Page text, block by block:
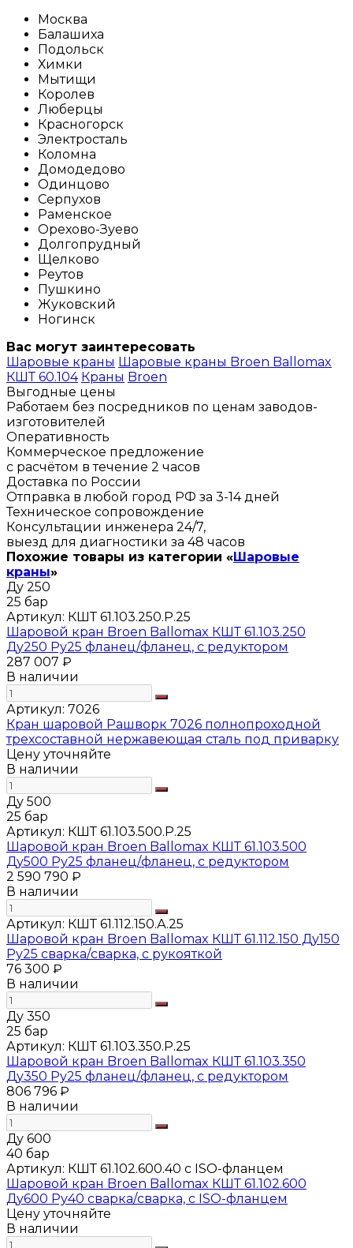
Москва
Балашиха
Подольск
Химки
Мытищи
Королев
Люберцы
Красногорск
Электросталь
Коломна
Домодедово
Одинцово
Серпухов
Раменское
Орехово-Зуево
Долгопрудный
Щелково
Реутов
Пушкино
Жуковский
Ногинск
Вас могут заинтересовать
Шаровые краны Шаровые краны Broen Ballomax
КШТ 60.104 Краны Broen
Выгодные цены
Работаем без посредников по ценам заводов-
изготовителей
Оперативность
Коммерческое предложение
с расчётом в течение 2 часов
Доставка по России
Отправка в любой город РФ за 3-14 дней
Техническое сопровождение
Консультации инженера 24/7,
выезд для диагностики за 48 часов
Похожие товары из категории «Шаровые
краны»
Ду 250
25 бар
Артикул: КШТ 61.103.250.Р.25
Шаровой кран Broen Ballomax КШТ 61.103.250
Ду250 Ру25 фланец/фланец, с редуктором
287 007 ₽
В наличии
Артикул: 7026
Кран шаровой Рашворк 7026 полнопроходной
трехсоставной нержавеющая сталь под приварку
Цену уточняйте
В наличии
Ду 500
25 бар
Артикул: КШТ 61.103.500.Р.25
Шаровой кран Broen Ballomax КШТ 61.103.500
Ду500 Ру25 фланец/фланец, с редуктором
2 590 790 ₽
В наличии
Артикул: КШТ 61.112.150.А.25
Шаровой кран Broen Ballomax КШТ 61.112.150 Ду150
Ру25 сварка/сварка, с рукояткой
76 300 ₽
В наличии
Ду 350
25 бар
Артикул: КШТ 61.103.350.Р.25
Шаровой кран Broen Ballomax КШТ 61.103.350
Ду350 Ру25 фланец/фланец, с редуктором
806 796 ₽
В наличии
Ду 600
40 бар
Артикул: КШТ 61.102.600.40 с ISO-фланцем
Шаровой кран Broen Ballomax КШТ 61.102.600
Ду600 Ру40 сварка/сварка, с ISO-фланцем
Цену уточняйте
В наличии